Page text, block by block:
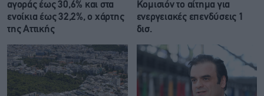
αγοράς έως 30,6% και στα
ενοίκια έως 32,2%, ο χάρτης
της Αττικής
Κομισιόν το αίτημα για
ενεργειακές επενδύσεις 1
δισ.